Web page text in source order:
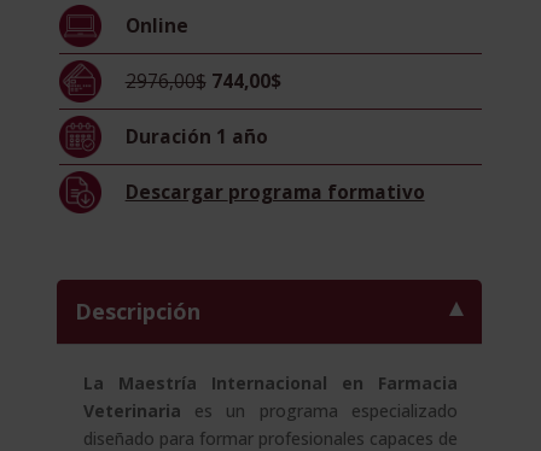
Acreditado
Apostilla
Online
2976,00$ 744,00$
Duración 1 año
Descargar programa formativo
Descripción
La Maestría Internacional en Farmacia
Veterinaria es un programa especializado
diseñado para formar profesionales capaces de